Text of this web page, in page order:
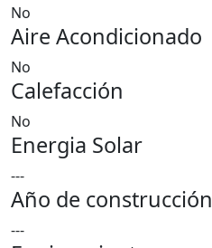
No
Aire Acondicionado
No
Calefacción
No
Energia Solar
---
Año de construcción
---